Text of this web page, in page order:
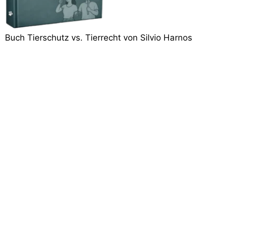
Buch Tierschutz vs. Tierrecht von Silvio Harnos